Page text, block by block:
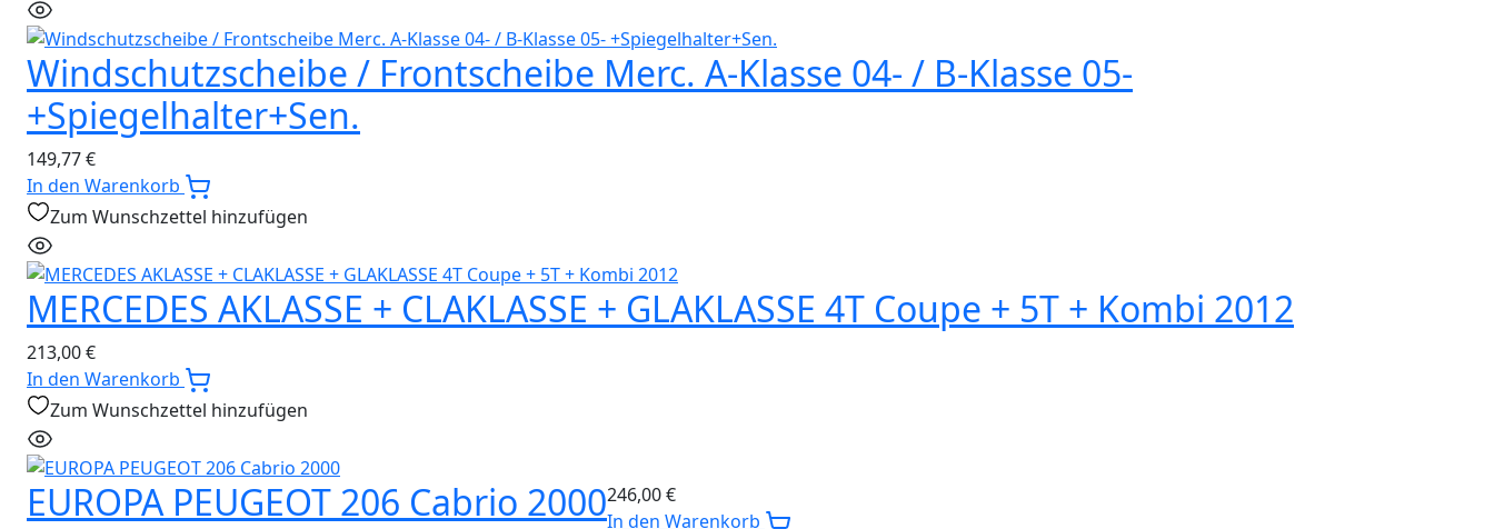
Windschutzscheibe / Frontscheibe Merc. A-Klasse 04- / B-Klasse 05-
+Spiegelhalter+Sen.
149,77€
In den Warenkorb
Zum Wunschzettel hinzufügen
MERCEDES AKLASSE + CLAKLASSE + GLAKLASSE 4T Coupe + 5T + Kombi 2012
213,00€
In den Warenkorb
Zum Wunschzettel hinzufügen
EUROPA PEUGEOT 206 Cabrio 2000246,00€
In den Warenkorb